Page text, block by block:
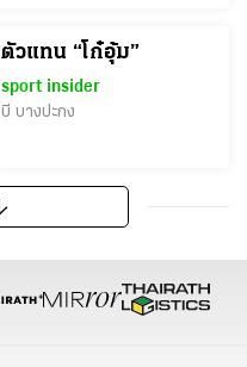
ตัวแทน “โก๋อุ้ม”
sport insider
บี บางปะกง